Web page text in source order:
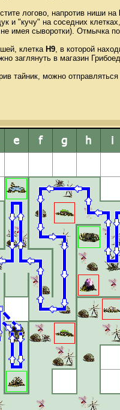
логово, напротив ниши на
и "кучу" на соседних
имея сыворотки). Отмычка
клетка H9, в которой
заглянуть в магазин
тайник, можно